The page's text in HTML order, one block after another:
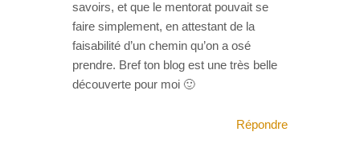
savoirs, et que le mentorat pouvait se
faire simplement, en attestant de la
faisabilité d’un chemin qu’on a osé
prendre. Bref ton blog est une très belle
découverte pour moi 🙂
Répondre